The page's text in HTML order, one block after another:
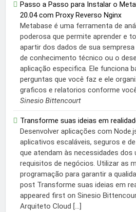
Passo a Passo para Instalar o
20.04 com Proxy Reverso Nginx
Metabase é uma ferramenta de
poderosa que permite aprender e
apartir dos dados de sua
de conhecimento técnico ou o
aplicação especifica. Ele funciona
perguntas que você faz e ele
graficos e relatorios conforme você
Sinesio Bittencourt
Transforme suas ideias em
Desenvolver aplicações com
aplicativos escaláveis, seguros e
que atendam às necessidades dos
requisitos de negócios. Utilizar as
programação para garantir a
post Transforme suas ideias em
appeared first on Sinesio
Arquiteto Cloud […]